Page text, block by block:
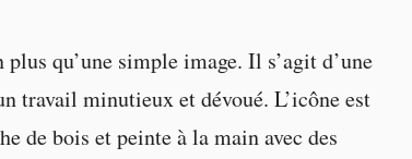
qu’une simple image. Il s’agit d’une
travail minutieux et dévoué. L’icône est
de bois et peinte à la main avec des